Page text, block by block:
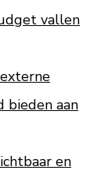
vallen
bieden aan
en